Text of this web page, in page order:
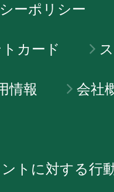
ーポリシー
カード
情報 会社
トに対する行